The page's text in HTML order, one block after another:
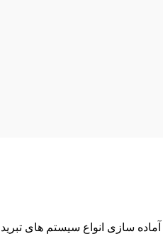
سازی انواع سیستم های